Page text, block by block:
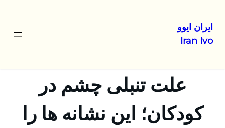
رفتن
ایران ایوو
Iran Ivo
علت تنبلی چشم در
کودکان؛ این نشانه ها را